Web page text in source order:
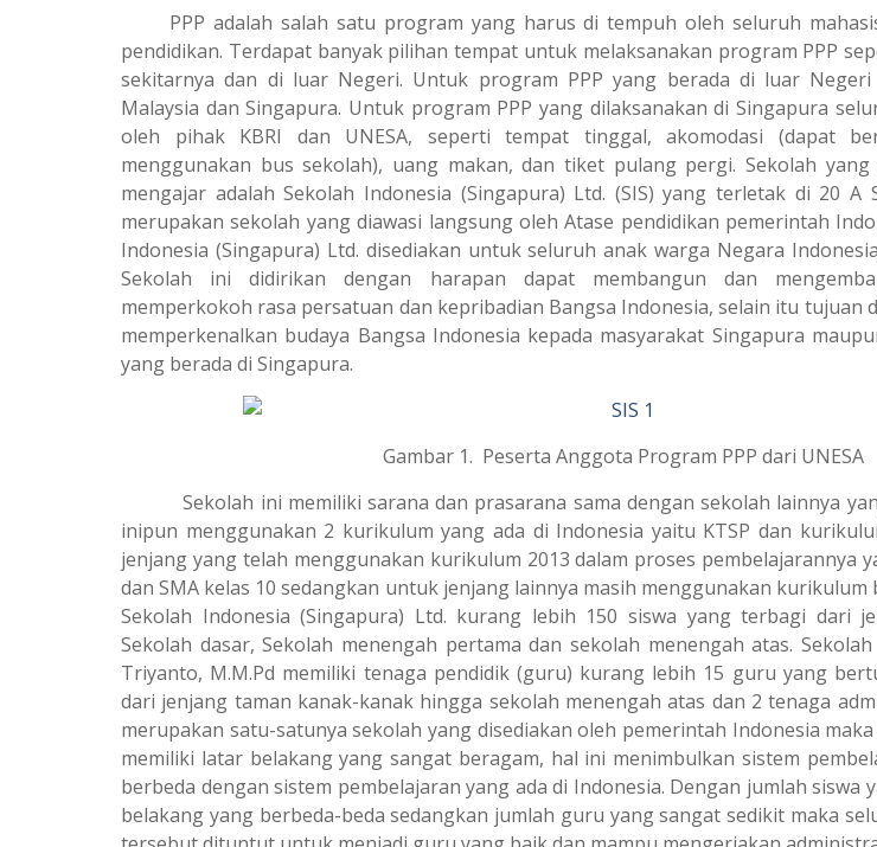
s
A
p
e
g
r
a
m
PPP adalah salah satu program yang harus di tempuh oleh seluruh
pendidikan. Terdapat banyak pilihan tempat untuk melaksanakan program PPP
sekitarnya dan di luar Negeri. Untuk program PPP yang berada di luar
Malaysia dan Singapura. Untuk program PPP yang dilaksanakan di Singapura
oleh pihak KBRI dan UNESA, seperti tempat tinggal, akomodasi (dapat
menggunakan bus sekolah), uang makan, dan tiket pulang pergi. Sekolah
mengajar adalah Sekolah Indonesia (Singapura) Ltd. (SIS) yang terletak di 20 A
merupakan sekolah yang diawasi langsung oleh Atase pendidikan pemerintah
Indonesia (Singapura) Ltd. disediakan untuk seluruh anak warga Negara
Sekolah ini didirikan dengan harapan dapat membangun dan
memperkokoh rasa persatuan dan kepribadian Bangsa Indonesia, selain itu tujuan
memperkenalkan budaya Bangsa Indonesia kepada masyarakat Singapura
yang berada di Singapura.
Gambar 1. Peserta Anggota Program PPP dari UNESA
Sekolah ini memiliki sarana dan prasarana sama dengan sekolah lainnya
inipun menggunakan 2 kurikulum yang ada di Indonesia yaitu KTSP dan
jenjang yang telah menggunakan kurikulum 2013 dalam proses pembelajarannya
dan SMA kelas 10 sedangkan untuk jenjang lainnya masih menggunakan kurikulum
Sekolah Indonesia (Singapura) Ltd. kurang lebih 150 siswa yang terbagi dari
Sekolah dasar, Sekolah menengah pertama dan sekolah menengah atas.
Triyanto, M.M.Pd memiliki tenaga pendidik (guru) kurang lebih 15 guru yang
dari jenjang taman kanak-kanak hingga sekolah menengah atas dan 2 tenaga
merupakan satu-satunya sekolah yang disediakan oleh pemerintah Indonesia
memiliki latar belakang yang sangat beragam, hal ini menimbulkan sistem
berbeda dengan sistem pembelajaran yang ada di Indonesia. Dengan jumlah siswa
belakang yang berbeda-beda sedangkan jumlah guru yang sangat sedikit maka